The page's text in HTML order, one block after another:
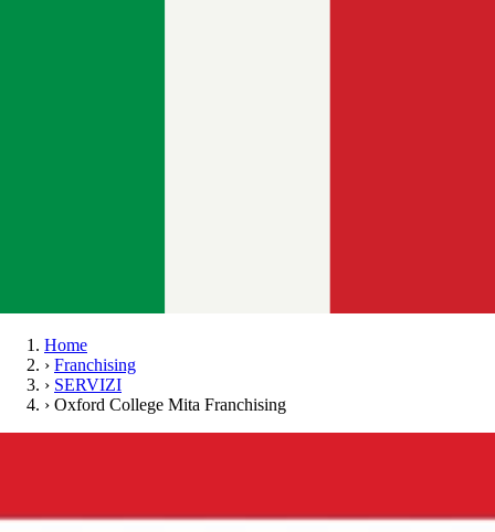
Home
› Franchising
› SERVIZI
› Oxford College Mita Franchising